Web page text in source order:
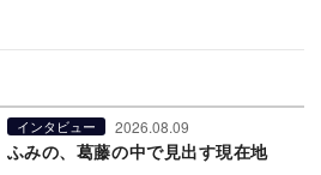
インタビュー 2026.08.09
ふみの、葛藤の中で見出す現在地